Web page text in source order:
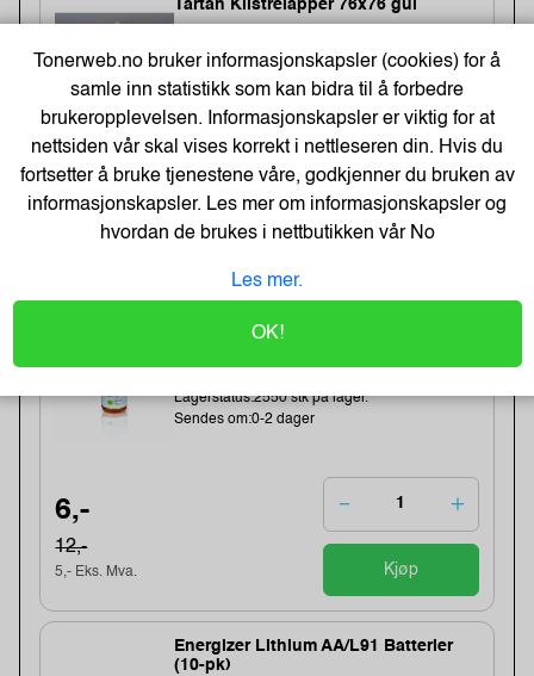
Tartan Klistrelapper 76x76 gul
Lagerstatus:2568 stk på lager.
Sendes om:2-3 dager
5,-
4,- Eks. Mva.
Kjøp
BATH GEL 300 ml - LET`S CHANGE
Lagerstatus:2550 stk på lager.
Sendes om:0-2 dager
6,-
12,-
5,- Eks. Mva. Kjøp
Energizer Lithium AA/L91 Batterier
(10-pk)
Tonerweb.no bruker informasjonskapsler (cookies) for å
samle inn statistikk som kan bidra til å forbedre
brukeropplevelsen. Informasjonskapsler er viktig for at
nettsiden vår skal vises korrekt i nettleseren din. Hvis du
fortsetter å bruke tjenestene våre, godkjenner du bruken av
informasjonskapsler. Les mer om informasjonskapsler og
hvordan de brukes i nettbutikken vårNo
Les mer.
OK!